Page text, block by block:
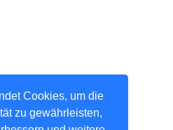
Cookies, um die
zu gewährleisten,